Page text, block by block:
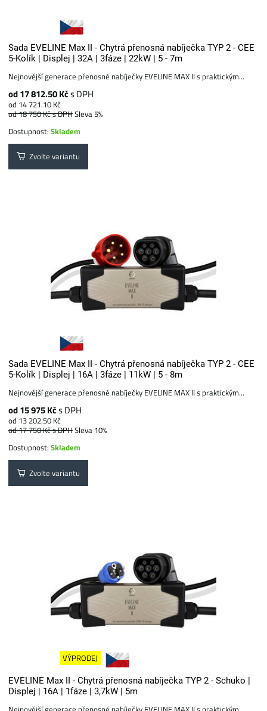
Sada EVELINE Max II - Chytrá přenosná nabíječka TYP 2 - CEE
5-Kolík | Displej | 32A | 3fáze | 22kW | 5 - 7m
Nejnovější generace přenosné nabíječky EVELINE MAX II s praktickým...
od 17 812.50 Kčs DPH
od 14 721.10 Kč
od 18 750 Kčs DPHSleva 5%
Dostupnost:Skladem
Zvolte variantu
Sada EVELINE Max II - Chytrá přenosná nabíječka TYP 2 - CEE
5-Kolík | Displej | 16A | 3fáze | 11kW | 5 - 8m
Nejnovější generace přenosné nabíječky EVELINE MAX II s praktickým...
od 15 975 Kčs DPH
od 13 202.50 Kč
od 17 750 Kčs DPHSleva 10%
Dostupnost:Skladem
Zvolte variantu
VÝPRODEJ
EVELINE Max II - Chytrá přenosná nabíječka TYP 2 - Schuko |
Displej | 16A | 1fáze | 3,7kW | 5m